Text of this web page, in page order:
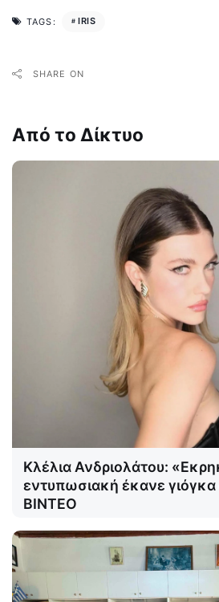
TAGS: IRIS
SHARE ON
Από το Δίκτυο
Κλέλια Ανδριολάτου:
εντυπωσιακή έκανε
ΒΙΝΤΕΟ